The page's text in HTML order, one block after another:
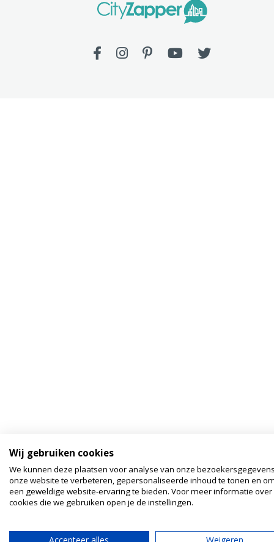
Wij gebruiken cookies
We kunnen deze plaatsen voor analyse van onze
onze website te verbeteren, gepersonaliseerde inhoud te tonen en
een geweldige website-ervaring te bieden. Voor meer informatie over
cookies die we gebruiken open je de instellingen.